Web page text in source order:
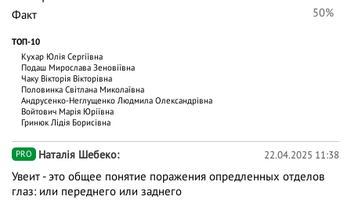
Факт
50%
ТОП-10
Кухар Юлія Сергіївна
Подаш Мирослава Зеновіївна
Чаку Вiкторiя Вiкторiвна
Половинка Світлана Миколаївна
Андрусенко-Неглущенко Людмила Олександрівна
Войтович Марія Юріївна
Гринюк Лідія Борисівна
PRO Наталія Шебеко 22.04.2025 11:38
Увеит - это общее понятие поражения опредленных отделов
глаз: или переднего или заднего